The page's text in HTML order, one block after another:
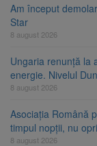
Am început
Star
8 august 2026
Ungaria renunță la
energie. Nivelul
8 august 2026
Asociația Română
timpul nopții, nu
8 august 2026